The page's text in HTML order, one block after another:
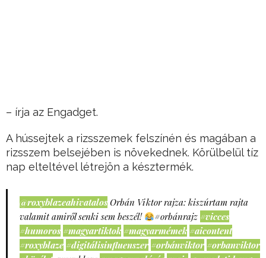
– írja az Engadget.
A hússejtek a rizsszemek felszínén és magában a
rizsszem belsejében is növekednek. Körülbelül tíz
nap elteltével létrejön a késztermék.
@roxyblazeahivatalos Orbán Viktor rajza: kiszúrtam rajta
valamit amiről senki sem beszél!
#orbánrajz #vicces
#humoros #magyartiktok #magyarmémek #aicontent
#roxyblaze #digitálisinfluenszer #orbánviktor #orbanviktor